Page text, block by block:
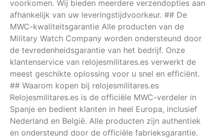
voorkomen. Wij bieden meerdere verzendopties aan
afhankelijk van uw leveringstijdvoorkeur. ## De
MWC-kwaliteitsgarantie Alle producten van de
Military Watch Company worden ondersteund door
de tevredenheidsgarantie van het bedrijf. Onze
klantenservice van relojesmilitares.es verwerkt de
meest geschikte oplossing voor u snel en efficiënt.
## Waarom kopen bij relojesmilitares.es
Relojesmilitares.es is de officiële MWC-verdeler in
Spanje en bedient klanten in heel Europa, inclusief
Nederland en België. Alle producten zijn authentiek
en ondersteund door de officiële fabrieksgarantie.